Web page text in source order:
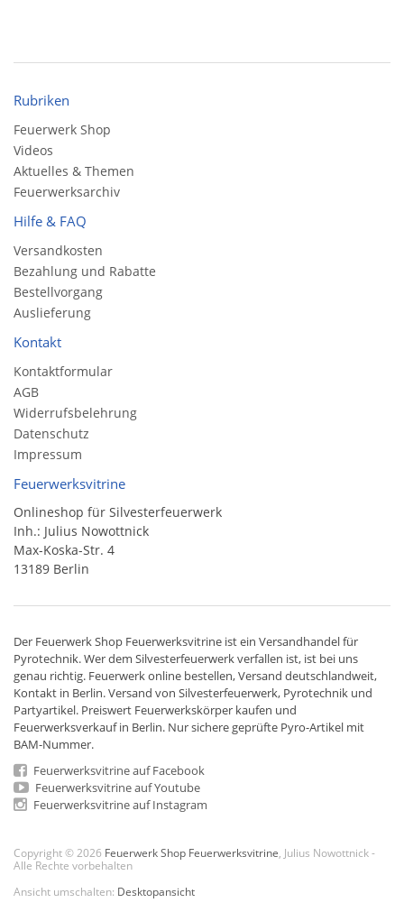
Rubriken
Feuerwerk Shop
Videos
Aktuelles & Themen
Feuerwerksarchiv
Hilfe & FAQ
Versandkosten
Bezahlung und Rabatte
Bestellvorgang
Auslieferung
Kontakt
Kontaktformular
AGB
Widerrufsbelehrung
Datenschutz
Impressum
Feuerwerksvitrine
Onlineshop für Silvesterfeuerwerk
Inh.: Julius Nowottnick
Max-Koska-Str. 4
13189 Berlin
Der Feuerwerk Shop Feuerwerksvitrine ist ein Versandhandelfür
Pyrotechnik. Wer dem Silvesterfeuerwerk verfallen ist, ist bei uns
genau richtig. Feuerwerk online bestellen,Versand deutschlandweit,
Kontakt in Berlin. Versand von Silvesterfeuerwerk, Pyrotechnik und
Partyartikel. Preiswert Feuerwerkskörper kaufen und
Feuerwerksverkauf in Berlin. Nur sichere geprüfte Pyro-Artikel mit
BAM-Nummer.
Feuerwerksvitrine auf Facebook
Feuerwerksvitrine auf Youtube
Feuerwerksvitrine auf Instagram
Copyright © 2026 Feuerwerk Shop Feuerwerksvitrine , Julius Nowottnick -
Alle Rechte vorbehalten
Ansicht umschalten: Desktopansicht